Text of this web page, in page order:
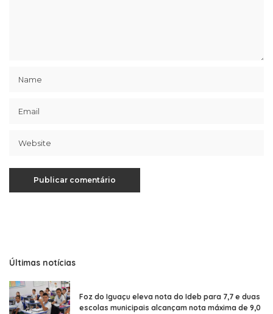
Últimas notícias
Foz do Iguaçu eleva nota do Ideb para 7,7 e duas
escolas municipais alcançam nota máxima de 9,0